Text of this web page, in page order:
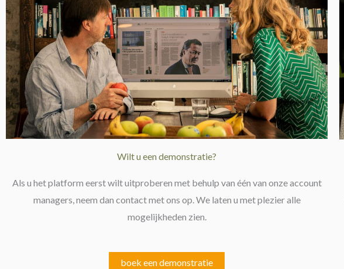
Wilt u een demonstratie?
Als u het platform eerst wilt uitproberen met behulp van één van onze account
managers, neem dan contact met ons op. We laten u met plezier alle
mogelijkheden zien.
boek een demonstratie